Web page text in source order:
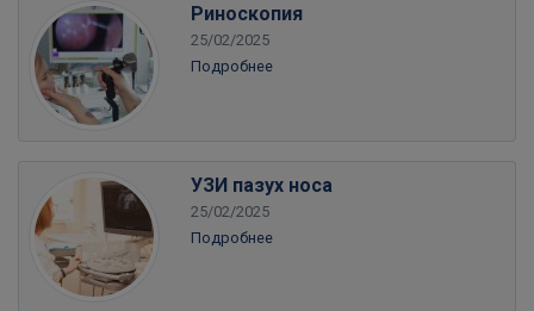
Риноскопия
25/02/2025
Подробнее
УЗИ пазух носа
25/02/2025
Подробнее